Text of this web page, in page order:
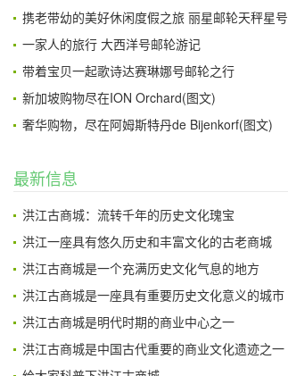
携老带幼的美好休闲度假之旅 丽星邮轮天秤星号
一家人的旅行 大西洋号邮轮游记
带着宝贝一起歌诗达赛琳娜号邮轮之行
新加坡购物尽在ION Orchard(图文)
奢华购物，尽在阿姆斯特丹de Bijenkorf(图文)
最新信息
洪江古商城：流转千年的历史文化瑰宝
洪江一座具有悠久历史和丰富文化的古老商城
洪江古商城是一个充满历史文化气息的地方
洪江古商城是一座具有重要历史文化意义的城市
洪江古商城是明代时期的商业中心之一
洪江古商城是中国古代重要的商业文化遗迹之一